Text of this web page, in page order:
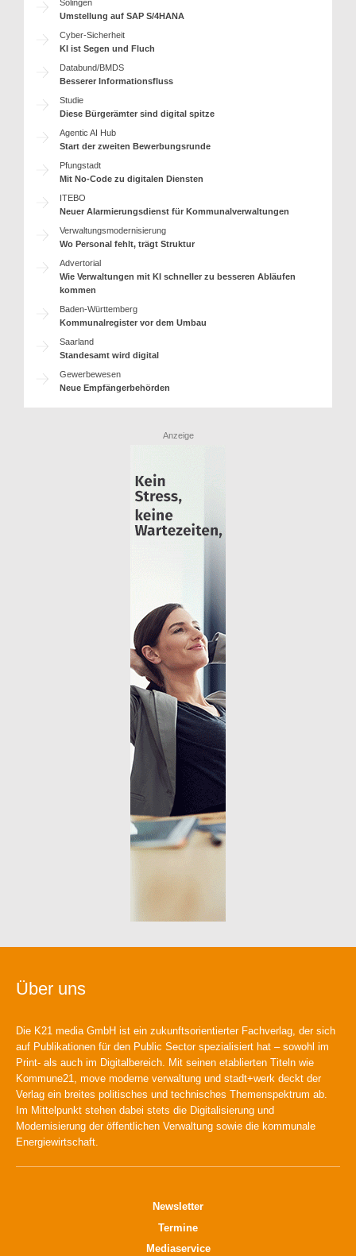
Solingen
Umstellung auf SAP S/4HANA
Cyber-Sicherheit
KI ist Segen und Fluch
Databund/BMDS
Besserer Informationsfluss
Studie
Diese Bürgerämter sind digital spitze
Agentic AI Hub
Start der zweiten Bewerbungsrunde
Pfungstadt
Mit No-Code zu digitalen Diensten
ITEBO
Neuer Alarmierungsdienst für Kommunalverwaltungen
Verwaltungsmodernisierung
Wo Personal fehlt, trägt Struktur
Advertorial
Wie Verwaltungen mit KI schneller zu besseren Abläufen
kommen
Baden-Württemberg
Kommunalregister vor dem Umbau
Saarland
Standesamt wird digital
Gewerbewesen
Neue Empfängerbehörden
Anzeige
Über uns
Die K21 media GmbH ist ein zukunftsorientierter Fachverlag, der sich
auf Publikationen für den Public Sector spezialisiert hat – sowohl im
Print- als auch im Digitalbereich. Mit seinen etablierten Titeln wie
Kommune21, move moderne verwaltung und stadt+werk deckt der
Verlag ein breites politisches und technisches Themenspektrum ab.
Im Mittelpunkt stehen dabei stets die Digitalisierung und
Modernisierung der öffentlichen Verwaltung sowie die kommunale
Energiewirtschaft.
Newsletter
Termine
Mediaservice